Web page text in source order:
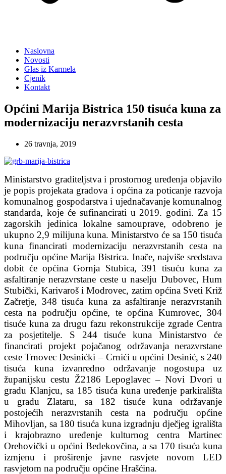
Naslovna
Novosti
Glas iz Karmela
Cjenik
Kontakt
Općini Marija Bistrica 150 tisuća kuna za
modernizaciju nerazvrstanih cesta
26 travnja, 2019
Ministarstvo graditeljstva i prostornog uređenja objavilo
je popis projekata gradova i općina za poticanje razvoja
komunalnog gospodarstva i ujednačavanje komunalnog
standarda, koje će sufinancirati u 2019. godini. Za 15
zagorskih jedinica lokalne samouprave, odobreno je
ukupno 2,9 milijuna kuna. Ministarstvo će sa 150 tisuća
kuna financirati modernizaciju nerazvrstanih cesta na
području općine Marija Bistrica. Inače, najviše sredstava
dobit će općina Gornja Stubica, 391 tisuću kuna za
asfaltiranje nerazvrstane ceste u naselju Dubovec, Hum
Stubički, Karivaroš i Modrovec, zatim općina Sveti Križ
Začretje, 348 tisuća kuna za asfaltiranje nerazvrstanih
cesta na području općine, te općina Kumrovec, 304
tisuće kuna za drugu fazu rekonstrukcije zgrade Centra
za posjetitelje. S 244 tisuće kuna Ministarstvo će
financirati projekt pojačanog održavanja nerazvrstane
ceste Trnovec Desinićki – Crnići u općini Desinić, s 240
tisuća kuna izvanredno održavanje nogostupa uz
županijsku cestu Ž2186 Lepoglavec – Novi Dvori u
gradu Klanjcu, sa 185 tisuća kuna uređenje parkirališta
u gradu Zlataru, sa 182 tisuće kuna održavanje
postojećih nerazvrstanih cesta na području općine
Mihovljan, sa 180 tisuća kuna izgradnju dječjeg igrališta
i krajobrazno uređenje kulturnog centra Martinec
Orehovički u općini Bedekovčina, a sa 170 tisuća kuna
izmjenu i proširenje javne rasvjete novom LED
rasvjetom na području općine Hrašćina.